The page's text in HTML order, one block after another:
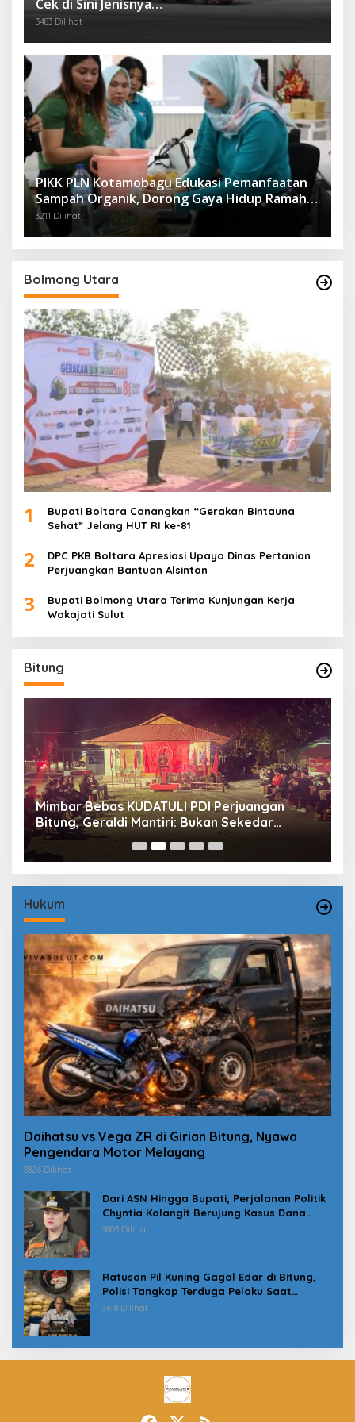
Cek di Sini Jenisnya…
3483 Dilihat
PIKK PLN Kotamobagu Edukasi Pemanfaatan
Sampah Organik, Dorong Gaya Hidup Ramah
Lingkungan
3211 Dilihat
Bolmong Utara
1
Bupati Boltara Canangkan “Gerakan Bintauna
Sehat” Jelang HUT RI ke-81
2
DPC PKB Boltara Apresiasi Upaya Dinas Pertanian
Perjuangkan Bantuan Alsintan
3
Bupati Bolmong Utara Terima Kunjungan Kerja
Wakajati Sulut
Bitung
Mimbar Bebas KUDATULI PDI Perjuangan
Bitung, Geraldi Mantiri: Bukan Sekedar
Sejarah
Hukum
Daihatsu vs Vega ZR di Girian Bitung, Nyawa
Pengendara Motor Melayang
3826 Dilihat
Dari ASN Hingga Bupati, Perjalanan Politik
Chyntia Kalangit Berujung Kasus Dana
Erupsi Gunung Ruang
3803 Dilihat
Ratusan Pil Kuning Gagal Edar di Bitung,
Polisi Tangkap Terduga Pelaku Saat
Jemput Paket
3618 Dilihat